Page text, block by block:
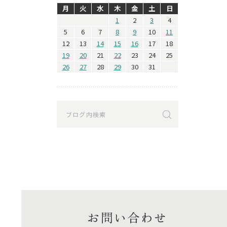
月 火 水 木 金 土
日
1
2 3
4
5
6 7 8 9 10
11
12
13 14 15 16 17
18
19
20 21 22 23 24
25
26
27 28 29 30 31
お問い合わせ